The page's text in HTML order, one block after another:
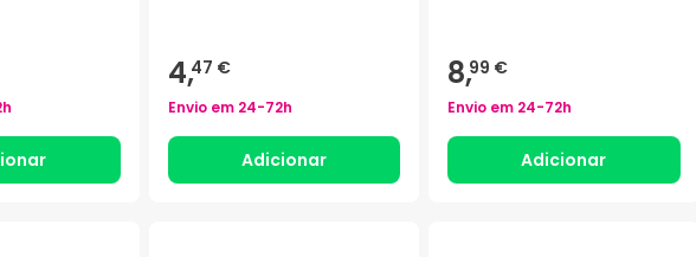
4,47 €
Envio em 24-72h
Adicionar
8,99 €
Envio em 24-72h
Adicionar